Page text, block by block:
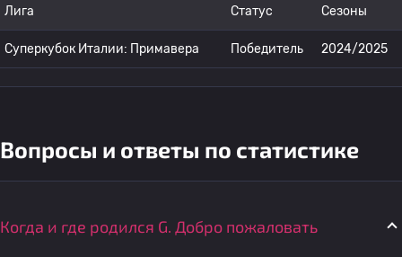
Лига Статус Сезоны
Суперкубок Италии: Примавера Победитель 2024/2025
Вопросы и ответы по статистике
Когда и где родился G. Добро пожаловать